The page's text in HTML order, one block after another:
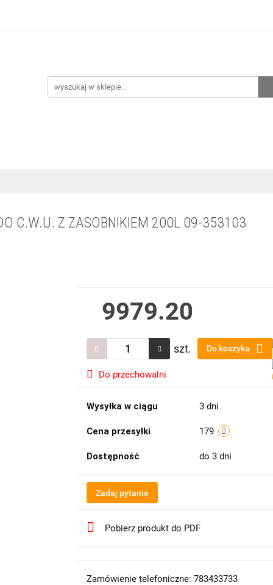
C.W.U. Z ZASOBNIKIEM 200L 09-353103
9979.20
szt. Do koszyka
Do przechowalni
Wysyłka w ciągu 3 dni
Cena przesyłki 179
Dostępność do 3 dni
Zadaj pytanie
Pobierz produkt do PDF
Zamówienie telefoniczne: 783433733